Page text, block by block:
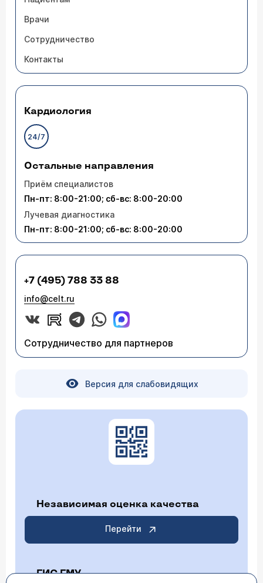
Врачи
Сотрудничество
Контакты
Кардиология
24/7
Остальные направления
Приём специалистов
Пн-пт: 8:00-21:00; сб-вс: 8:00-20:00
Лучевая диагностика
Пн-пт: 8:00-21:00; сб-вс: 8:00-20:00
+7 (495) 788 33 88
info@celt.ru
Сотрудничество для партнеров
Версия для слабовидящих
Независимая оценка качества
Перейти
ГИС ГМУ